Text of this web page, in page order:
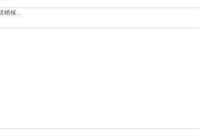
稍候...